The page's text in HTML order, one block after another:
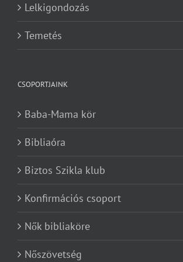
Lelkigondozás
Temetés
CSOPORTJAINK
Baba-Mama kör
Bibliaóra
Biztos Szikla klub
Konfirmációs csoport
Nők bibliaköre
Nőszövetség